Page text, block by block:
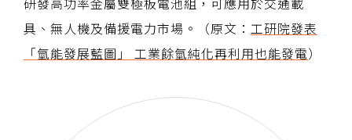
具、無人機及備援電力市場。（原文： 工研院發表
「氫能發展藍圖」 工業餘氫純化再利用也能發電）